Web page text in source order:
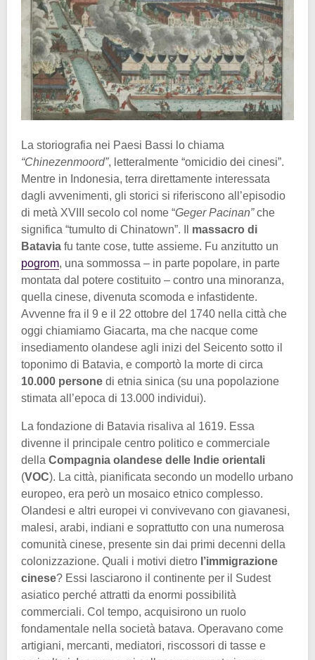
La storiografia nei Paesi Bassi lo chiama
“Chinezenmoord”, letteralmente “omicidio dei cinesi”.
Mentre in Indonesia, terra direttamente interessata
dagli avvenimenti, gli storici si riferiscono all’episodio
di metà XVIII secolo col nome “Geger Pacinan”che
significa “tumulto di Chinatown”. Il massacro di
Batavia fu tante cose, tutte assieme. Fu anzitutto un
pogrom, una sommossa – in parte popolare, in parte
montata dal potere costituito – contro una minoranza,
quella cinese, divenuta scomoda e infastidente.
Avvenne fra il 9 e il 22 ottobre del 1740 nella città che
oggi chiamiamo Giacarta, ma che nacque come
insediamento olandese agli inizi del Seicento sotto il
toponimo di Batavia, e comportò la morte di circa
10.000 persone di etnia sinica (su una popolazione
stimata all’epoca di 13.000 individui).
La fondazione di Batavia risaliva al 1619. Essa
divenne il principale centro politico e commerciale
della Compagnia olandese delle Indie orientali
(VOC). La città, pianificata secondo un modello urbano
europeo, era però un mosaico etnico complesso.
Olandesi e altri europei vi convivevano con giavanesi,
malesi, arabi, indiani e soprattutto con una numerosa
comunità cinese, presente sin dai primi decenni della
colonizzazione. Quali i motivi dietro l’immigrazione
cinese? Essi lasciarono il continente per il Sudest
asiatico perché attratti da enormi possibilità
commerciali. Col tempo, acquisirono un ruolo
fondamentale nella società batava. Operavano come
artigiani, mercanti, mediatori, riscossori di tasse e